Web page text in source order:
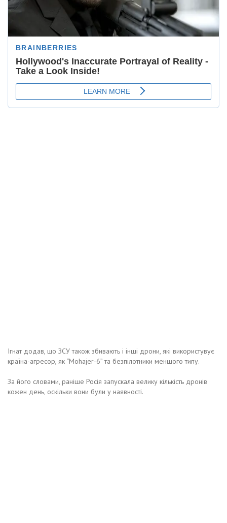
Ігнат додав, що ЗСУ також збивають і інші дрони, які використувує
країна-агресор, як “Mohajer-6” та безпілотники меншого типу.
За його словами, раніше Росія запускала велику кількість дронів
кожен день, оскільки вони були у наявності.